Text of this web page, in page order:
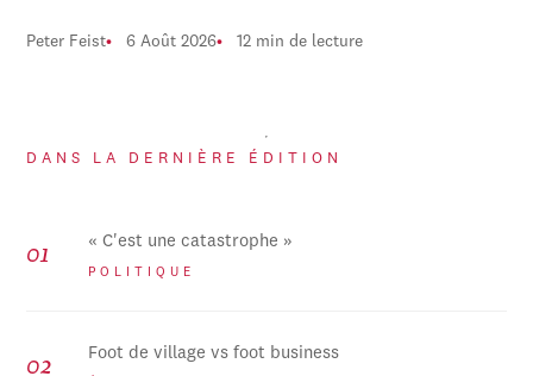
Peter Feist 6 Août 2026 12 min de lecture
DANS LA DERNIÈRE ÉDITION
« C'est une catastrophe »
POLITIQUE
Foot de village vs foot business